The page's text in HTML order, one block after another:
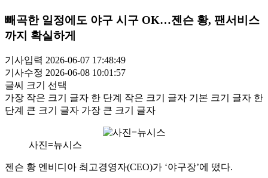
빼곡한 일정에도 야구 시구 OK…젠슨 황, 팬서비스
까지 확실하게
기사입력 2026-06-07 17:48:49
기사수정 2026-06-08 10:01:57
글씨 크기 선택
가장 작은 크기 글자 한 단계 작은 크기 글자 기본 크기 글자 한
단계 큰 크기 글자 가장 큰 크기 글자
사진=뉴시스
젠슨 황 엔비디아 최고경영자(CEO)가 ‘야구장’에 떴다.